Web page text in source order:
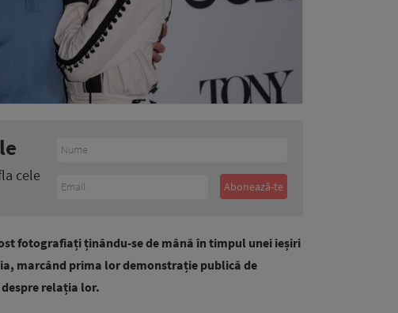
cele
fotografiați ținându-se de mână în timpul unei ieșiri
marcând prima lor demonstrație publică de
relația lor.